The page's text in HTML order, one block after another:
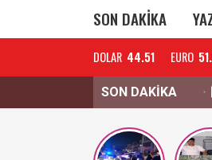
SON DAKİKA
DOLAR 44.51 EURO
SON DAKİKA